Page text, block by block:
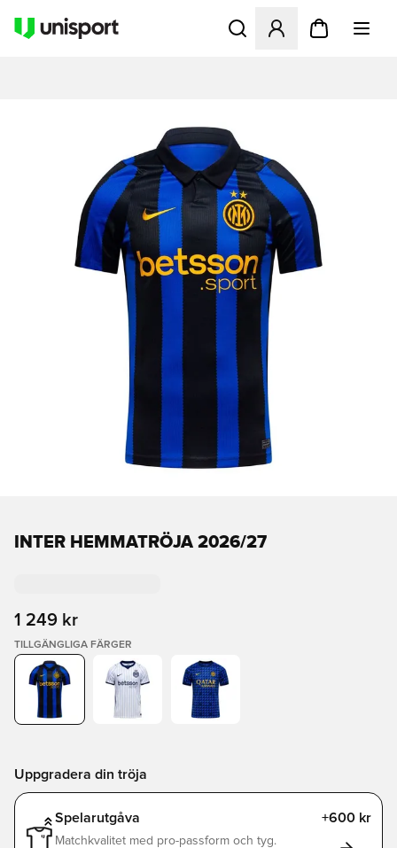
Öppnar en Modal för att
INTER HEMMATRÖJA 2026/27
1 249 kr
TILLGÄNGLIGA FÄRGER
Uppgradera din tröja
Spelarutgåva +600 kr
Matchkvalitet med pro-passform och tyg.